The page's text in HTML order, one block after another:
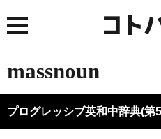
massnoun
プログレッシブ英和中辞典(第